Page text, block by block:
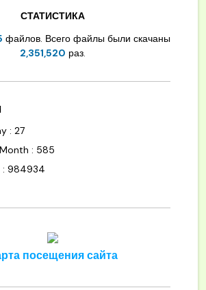
СТАТИСТИКА
файлов. Всего файлы были скачаны
2,351,520 раз.
: 27
: 585
: 984934
посещения сайта